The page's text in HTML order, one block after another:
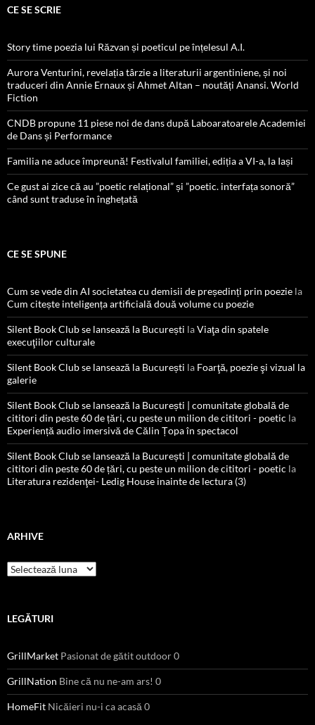
CE SE SCRIE
Story time poezia lui Răzvan și poeticul pe înțelesul A.I.
Aurora Venturini, revelația târzie a literaturii argentiniene, și noi
traduceri din Annie Ernaux și Ahmet Altan – noutăți Anansi. World
Fiction
CNDB propune 11 piese noi de dans după Laboaratoarele Academiei
de Dans și Performance
Familia ne aduce împreună! Festivalul familiei, ediția a VI-a, la Iași
Ce gust ai zice că au ”poetic relațional” și ”poetic. interfața sonoră”
când sunt traduse în înghețată
CE SE SPUNE
Cum se vede din AI societatea cu demisii de președinți prin poezie la
Cum citește inteligența artificială două volume cu poezie
Silent Book Club se lansează la București laViaţa din spatele
execuţiilor culturale
Silent Book Club se lansează la București la Foarţă, poezie şi vizual la
galerie
Silent Book Club se lansează la București | comunitate globală de
cititori din peste 60 de țări, cu peste un milion de cititori - poetic la
Experiență audio imersivă de Călin Țopa în spectacol
Silent Book Club se lansează la București | comunitate globală de
cititori din peste 60 de țări, cu peste un milion de cititori - poetic la
Literatura rezidenţei- Ledig House inainte de lectura (3)
ARHIVE
Arhive
LEGĂTURI
GrillMarket Pasionat de gătit outdoor 0
GrillNation Bine că nu ne-am ars! 0
HomeFit Nicăieri nu-i ca acasă 0